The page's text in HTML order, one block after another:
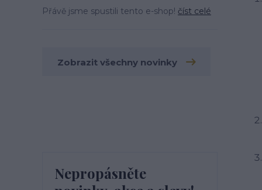
Přávě jsme spustili tento e-shop! číst celé
Zobrazit všechny novinky
Nepropásněte